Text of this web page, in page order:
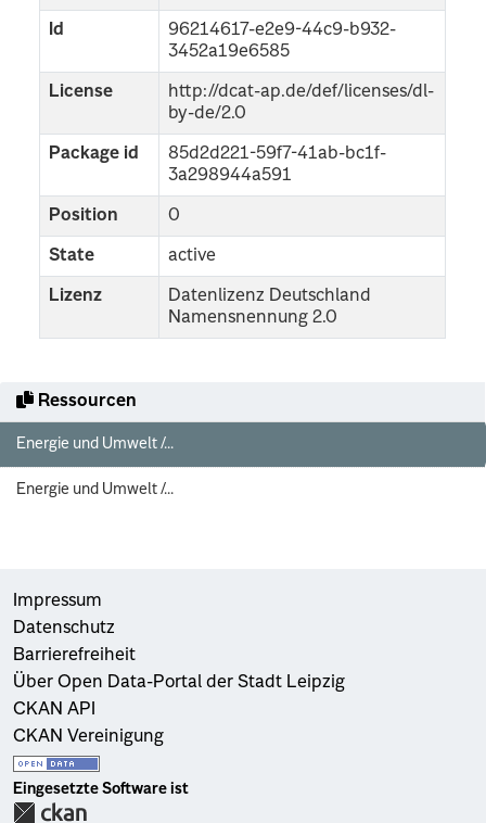
Ressourcen
Energie und Umwelt /...
Energie und Umwelt /...
Id
96214617-e2e9-44c9-b932-
3452a19e6585
License
http://dcat-ap.de/def/licenses/dl-
by-de/2.0
Package id
85d2d221-59f7-41ab-bc1f-
3a298944a591
Position 0
State active
Lizenz
Datenlizenz Deutschland
Namensnennung 2.0
Impressum
Datenschutz
Barrierefreiheit
Über Open Data-Portal der Stadt Leipzig
CKAN API
CKAN Vereinigung
Eingesetzte Software ist